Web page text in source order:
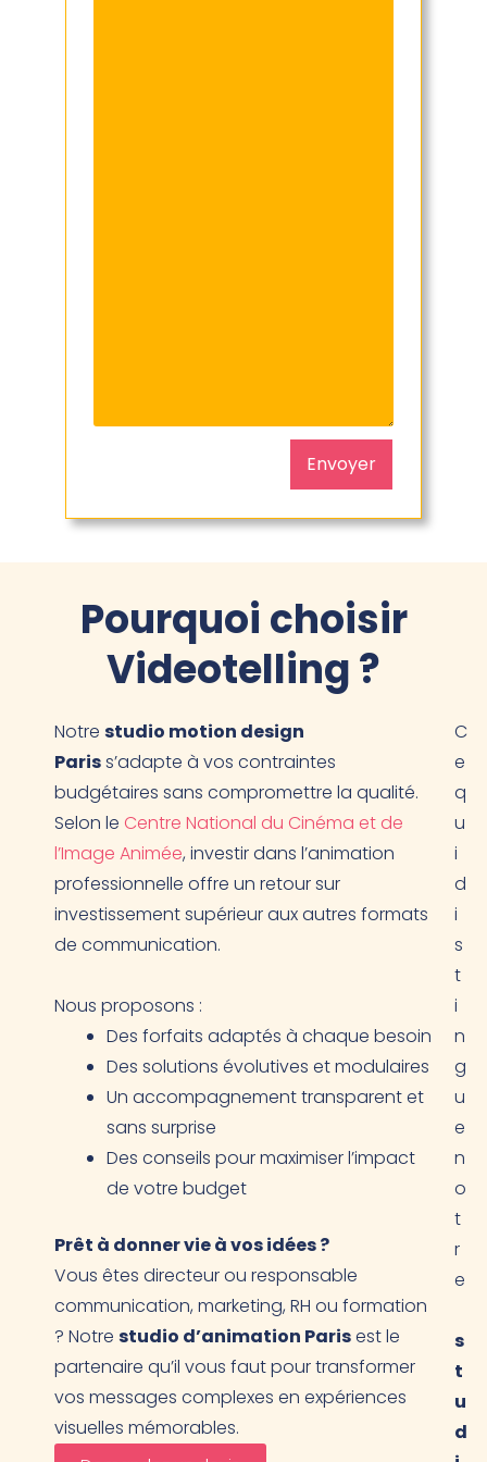
Envoyer
Pourquoi choisir
Videotelling ?
Notre studio motion design
Pariss’adapte à vos contraintes
budgétaires sans compromettre la qualité.
Selon le Centre National du Cinéma et de
l’Image Animée, investir dans l’animation
professionnelle offre un retour sur
investissement supérieur aux autres formats
de communication.
Nous proposons :
Des forfaits adaptés à chaque besoin
Des solutions évolutives et modulaires
Un accompagnement transparent et
sans surprise
Des conseils pour maximiser l’impact
de votre budget
Prêt à donner vie à vos idées ?
Vous êtes directeur ou responsable
communication, marketing, RH ou formation
? Notre studio d’animation Parisest le
partenaire qu’il vous faut pour transformer
vos messages complexes en expériences
visuelles mémorables.
C
e
q
u
i
d
i
s
t
i
n
g
u
e
n
o
t
r
e
s
t
u
d